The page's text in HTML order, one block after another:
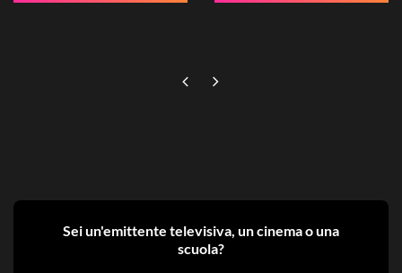
Sei un'emittente televisiva, un cinema o una
scuola?